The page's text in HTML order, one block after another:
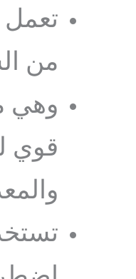
تعمل
من
وهي
قوي